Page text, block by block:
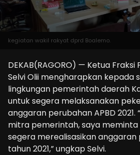
kegiatan wakil rakyat dprd Boalemo.
DEKAB(RAGORO) — Ketua
Selvi Olii mengharapkan kepada
lingkungan pemerintah daerah
untuk segera melaksanakan
anggaran perubahan APBD 2021.
mitra pemerintah, saya meminta
segera merealisasikan anggaran
tahun 2021,” ungkap Selvi.